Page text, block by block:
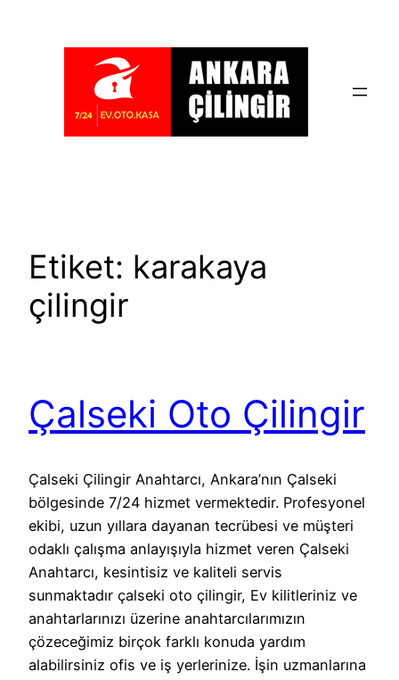
Etiket: karakaya
çilingir
Çalseki Oto Çilingir
Çalseki Çilingir Anahtarcı, Ankara’nın Çalseki
bölgesinde 7/24 hizmet vermektedir. Profesyonel
ekibi, uzun yıllara dayanan tecrübesi ve müşteri
odaklı çalışma anlayışıyla hizmet veren Çalseki
Anahtarcı, kesintisiz ve kaliteli servis
sunmaktadır çalseki oto çilingir, Ev kilitleriniz ve
anahtarlarınızı üzerine anahtarcılarımızın
çözeceğimiz birçok farklı konuda yardım
alabilirsiniz ofis ve iş yerlerinize. İşin uzmanlarına